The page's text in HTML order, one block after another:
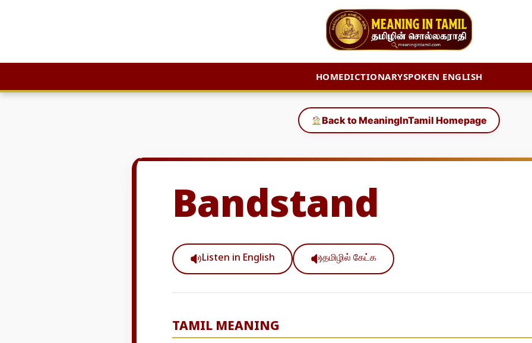
HOMEDICTIONARYSPOKEN ENGLISH
Back to MeaningInTamil Homepage
Bandstand
Listen in English தமிழில் கேட்க
TAMIL MEANING